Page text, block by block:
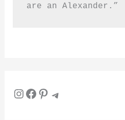
are an Alexander.”
InstagramFacebook Pinterest Telegram